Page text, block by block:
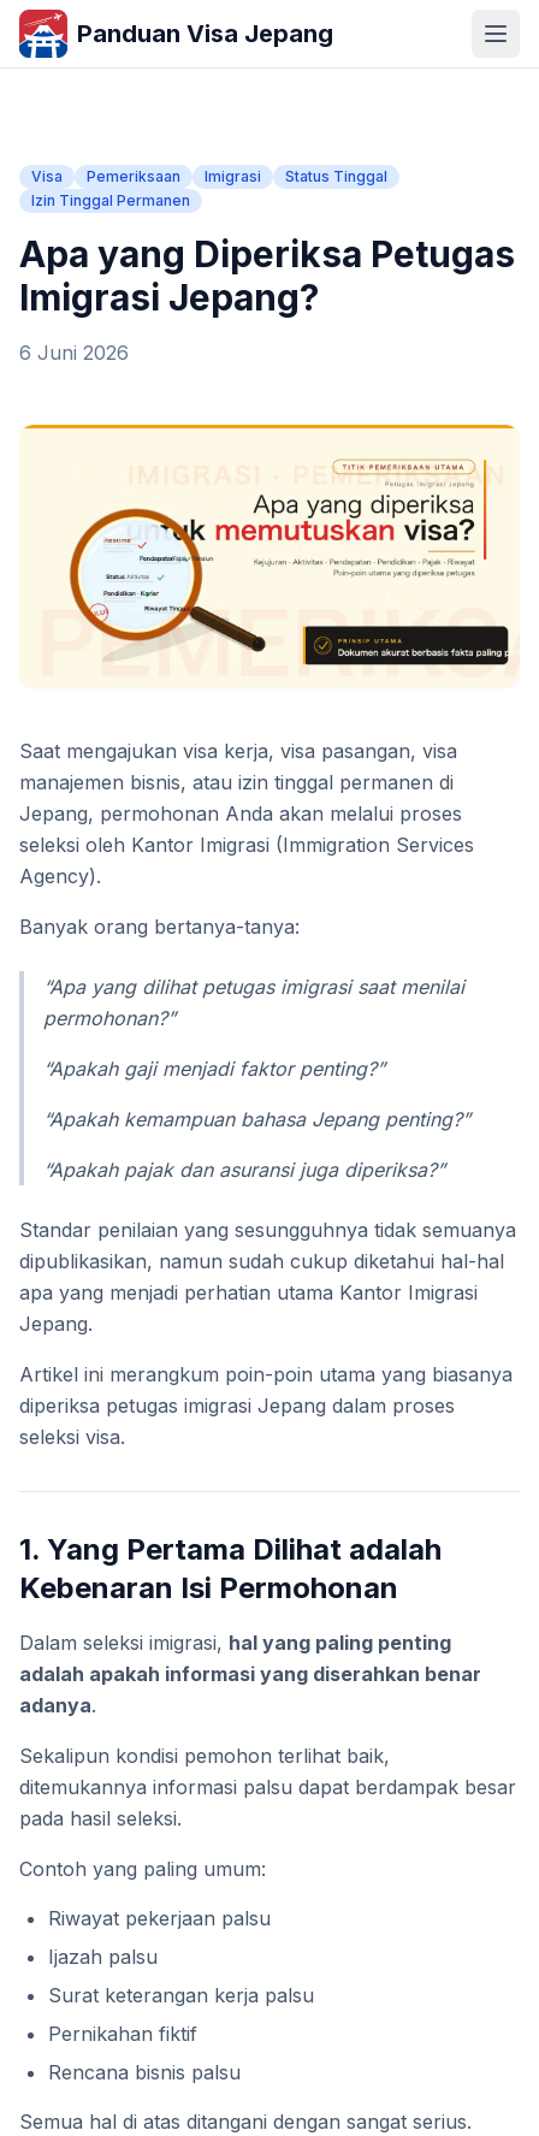
Panduan Visa Jepang
Visa Pemeriksaan Imigrasi
Status Tinggal
Izin Tinggal Permanen
Apa yang Diperiksa Petugas
Imigrasi Jepang?
6 Juni 2026
Saat mengajukan visa kerja, visa pasangan, visa
manajemen bisnis, atau izin tinggal permanen di
Jepang, permohonan Anda akan melalui proses
seleksi oleh Kantor Imigrasi (Immigration Services
Agency).
Banyak orang bertanya-tanya:
“Apa yang dilihat petugas imigrasi saat menilai
permohonan?”
“Apakah gaji menjadi faktor penting?”
“Apakah kemampuan bahasa Jepang penting?”
“Apakah pajak dan asuransi juga diperiksa?”
Standar penilaian yang sesungguhnya tidak semuanya
dipublikasikan, namun sudah cukup diketahui hal-hal
apa yang menjadi perhatian utama Kantor Imigrasi
Jepang.
Artikel ini merangkum poin-poin utama yang biasanya
diperiksa petugas imigrasi Jepang dalam proses
seleksi visa.
1. Yang Pertama Dilihat adalah
Kebenaran Isi Permohonan
Dalam seleksi imigrasi, hal yang paling penting
adalah apakah informasi yang diserahkan benar
adanya.
Sekalipun kondisi pemohon terlihat baik,
ditemukannya informasi palsu dapat berdampak besar
pada hasil seleksi.
Contoh yang paling umum:
Riwayat pekerjaan palsu
Ijazah palsu
Surat keterangan kerja palsu
Pernikahan fiktif
Rencana bisnis palsu
Semua hal di atas ditangani dengan sangat serius.